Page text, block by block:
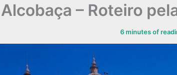
Alcobaça – Roteiro
6 minutes of